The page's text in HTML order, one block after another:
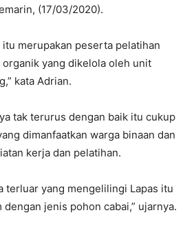
(17/03/2020).
itu merupakan peserta pelatihan
yang dikelola oleh unit
kata Adrian.
tak terurus dengan baik itu cukup
dimanfaatkan warga binaan dan
kerja dan pelatihan.
terluar yang mengelilingi Lapas itu
jenis pohon cabai,” ujarnya.